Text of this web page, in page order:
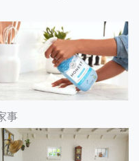
事